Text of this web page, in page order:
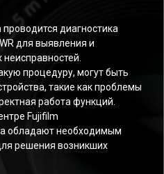
диагностика
для выявления и
процедуру, могут быть
такие как проблемы
работа функций.
Fujifilm
обладают необходимым
решения возникших